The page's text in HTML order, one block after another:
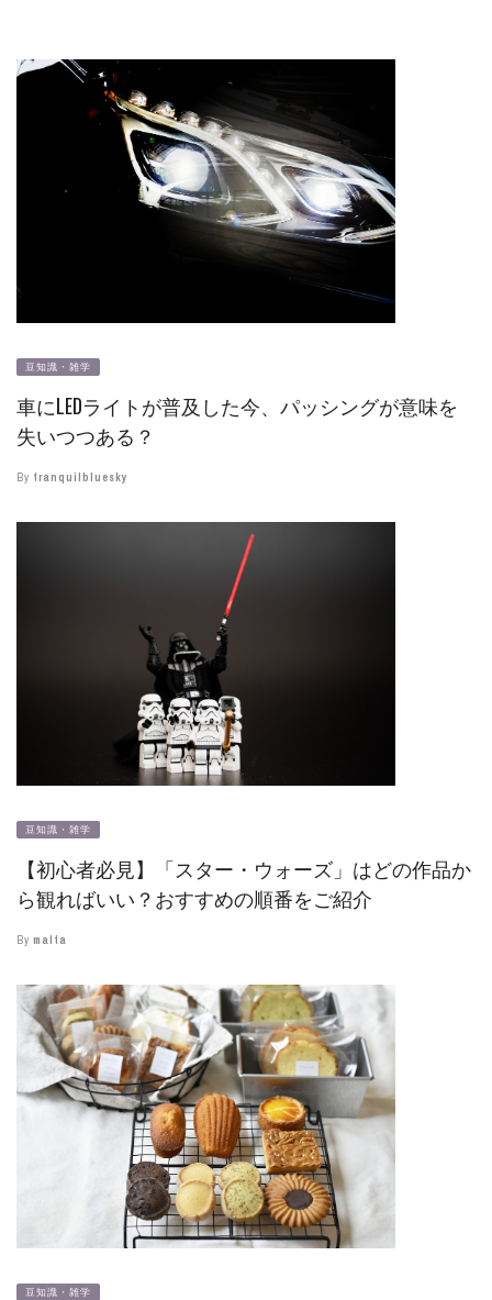
豆知識・雑学
車にLEDライトが普及した今、パッシングが意味を
失いつつある？
By tranquilbluesky
豆知識・雑学
【初心者必見】「スター・ウォーズ」はどの作品か
ら観ればいい？おすすめの順番をご紹介
By malta
豆知識・雑学